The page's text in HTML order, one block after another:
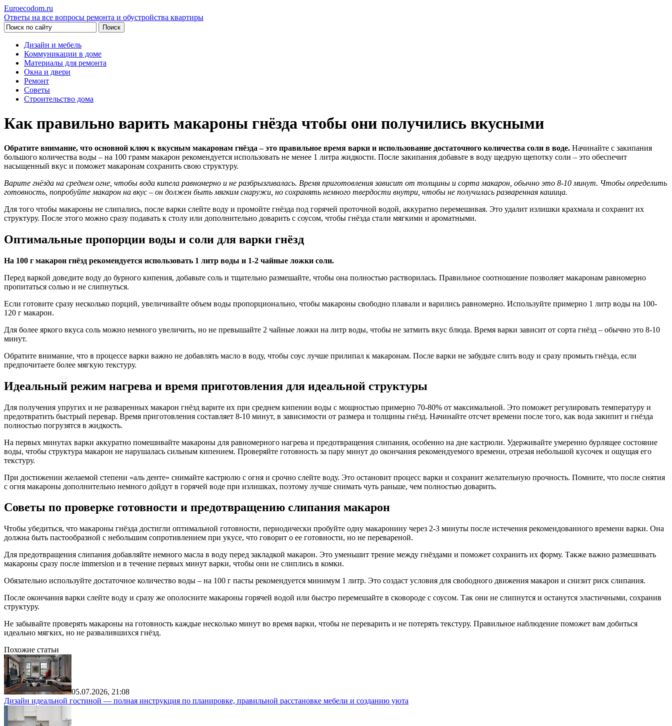
Euroecodom.ru
Ответы на все вопросы ремонта и обустройства квартиры
Дизайн и мебель
Коммуникации в доме
Материалы для ремонта
Окна и двери
Ремонт
Советы
Строительство дома
Как правильно варить макароны гнёзда чтобы они получились вкусными
Обратите внимание, что основной ключ к вкусным макаронам гнёзда – это правильное время варки и использование достаточного количества соли в воде. Начинайте с закипания
большого количества воды – на 100 грамм макарон рекомендуется использовать не менее 1 литра жидкости. После закипания добавьте в воду щедрую щепотку соли – это обеспечит
насыщенный вкус и поможет макаронам сохранить свою структуру.
Варите гнёзда на среднем огне, чтобы вода кипела равномерно и не разбрызгивалась. Время приготовления зависит от толщины и сорта макарон, обычно это 8-10 минут. Чтобы определить
готовность, попробуйте макарон на вкус – он должен быть мягким снаружи, но сохранять немного твердости внутри, чтобы не получилась разваренная кашица.
Для того чтобы макароны не слипались, после варки слейте воду и промойте гнёзда под горячей проточной водой, аккуратно перемешивая. Это удалит излишки крахмала и сохранит их
структуру. После этого можно сразу подавать к столу или дополнительно доварить с соусом, чтобы гнёзда стали мягкими и ароматными.
Оптимальные пропорции воды и соли для варки гнёзд
На 100 г макарон гнёзд рекомендуется использовать 1 литр воды и 1-2 чайные ложки соли.
Перед варкой доведите воду до бурного кипения, добавьте соль и тщательно размешайте, чтобы она полностью растворилась. Правильное соотношение позволяет макаронам равномерно
пропитаться солью и не слипнуться.
Если готовите сразу несколько порций, увеличивайте объем воды пропорционально, чтобы макароны свободно плавали и варились равномерно. Используйте примерно 1 литр воды на 100-
120 г макарон.
Для более яркого вкуса соль можно немного увеличить, но не превышайте 2 чайные ложки на литр воды, чтобы не затмить вкус блюда. Время варки зависит от сорта гнёзд – обычно это 8-10
минут.
Обратите внимание, что в процессе варки важно не добавлять масло в воду, чтобы соус лучше прилипал к макаронам. После варки не забудьте слить воду и сразу промыть гнёзда, если
предпочитаете более мягкую текстуру.
Идеальный режим нагрева и время приготовления для идеальной структуры
Для получения упругих и не разваренных макарон гнёзд варите их при среднем кипении воды с мощностью примерно 70-80% от максимальной. Это поможет регулировать температуру и
предотвратить быстрый перевар. Время приготовления составляет 8-10 минут, в зависимости от размера и толщины гнёзд. Начинайте отсчет времени после того, как вода закипит и гнёзда
полностью погрузятся в жидкость.
На первых минутах варки аккуратно помешивайте макароны для равномерного нагрева и предотвращения слипания, особенно на дне кастрюли. Удерживайте умеренно бурлящее состояние
воды, чтобы структура макарон не нарушалась сильным кипением. Проверяйте готовность за пару минут до окончания рекомендуемого времени, отрезая небольшой кусочек и ощущая его
текстуру.
При достижении желаемой степени «аль денте» снимайте кастрюлю с огня и срочно слейте воду. Это остановит процесс варки и сохранит желательную прочность. Помните, что после снятия
с огня макароны дополнительно немного дойдут в горячей воде при излишках, поэтому лучше снимать чуть раньше, чем полностью доварить.
Советы по проверке готовности и предотвращению слипания макарон
Чтобы убедиться, что макароны гнёзда достигли оптимальной готовности, периодически пробуйте одну макаронину через 2-3 минуты после истечения рекомендованного времени варки. Она
должна быть пастообразной с небольшим сопротивлением при укусе, что говорит о ее готовности, но не перевареной.
Для предотвращения слипания добавляйте немного масла в воду перед закладкой макарон. Это уменьшит трение между гнёздами и поможет сохранить их форму. Также важно размешивать
макароны сразу после immersion и в течение первых минут варки, чтобы они не слиплись в комки.
Обязательно используйте достаточное количество воды – на 100 г пасты рекомендуется минимум 1 литр. Это создаст условия для свободного движения макарон и снизит риск слипания.
После окончания варки слейте воду и сразу же ополосните макароны горячей водой или быстро перемешайте в сковороде с соусом. Так они не слипнутся и останутся эластичными, сохранив
структуру.
Не забывайте проверять макароны на готовность каждые несколько минут во время варки, чтобы не переварить и не потерять текстуру. Правильное наблюдение поможет вам добиться
идеально мягких, но не развалившихся гнёзд.
Похожие статьи
05.07.2026, 21:08
Дизайн идеальной гостиной — полная инструкция по планировке, правильной расстановке мебели и созданию уюта